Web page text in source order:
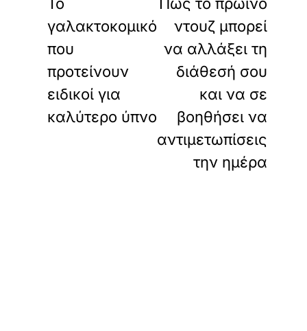
γαλακτοκομικό
που
προτείνουν
ειδικοί για
καλύτερο ύπνο
ντουζ μπορεί
να αλλάξει τη
διάθεσή σου
και να σε
βοηθήσει να
αντιμετωπίσεις
την ημέρα